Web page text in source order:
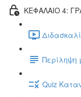
ΚΕΦΑΛΑΙΟ 4:
Περίληψη
Quiz